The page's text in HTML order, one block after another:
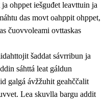
ohppet iešguđet leavttuin ja
das movt oahppit ohppet,
čuovvoleami ovttaskas
šaddat sávrribun ja
sáhttá leat gáldun
galgá ávžžuhit geahččalit
Lea skuvlla bargu addit